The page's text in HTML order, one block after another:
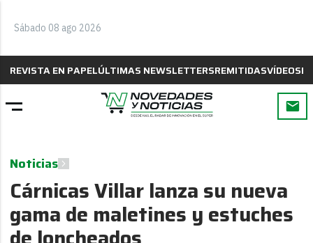
Sábado 08 ago 2026
REVISTA EN PAPELÚLTIMAS NEWSLETTERSREMITIDASVÍDEOS
Noticias
Cárnicas Villar lanza su nueva
gama de maletines y estuches